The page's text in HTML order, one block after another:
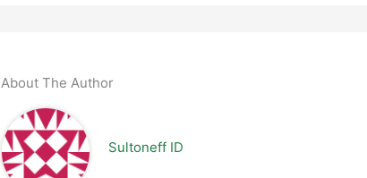
About The Author
Sultoneff ID